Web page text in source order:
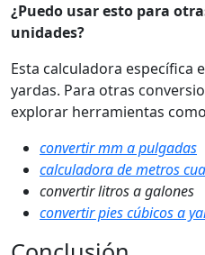
¿Puedo usar esto para
unidades?
Esta calculadora específica
yardas. Para otras
explorar herramientas
convertir mm a pulgadas
calculadora de metros
convertir litros a galones
convertir pies cúbicos a